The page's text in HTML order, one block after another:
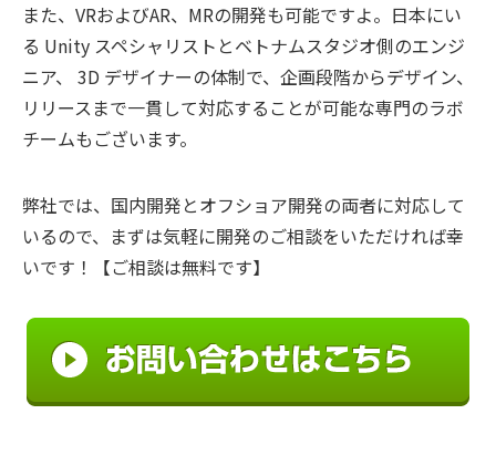
また、VRおよびAR、MRの開発も可能ですよ。日本にい
る Unity スペシャリストとベトナムスタジオ側のエンジ
ニア、 3D デザイナーの体制で、企画段階からデザイン、
リリースまで一貫して対応することが可能な専門のラボ
チームもございます。
弊社では、国内開発とオフショア開発の両者に対応して
いるので、まずは気軽に開発のご相談をいただければ幸
いです！【ご相談は無料です】